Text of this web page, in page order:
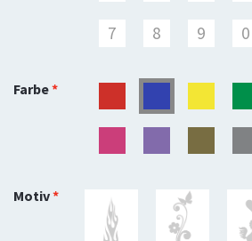
7 8 9 0
Farbe
Motiv